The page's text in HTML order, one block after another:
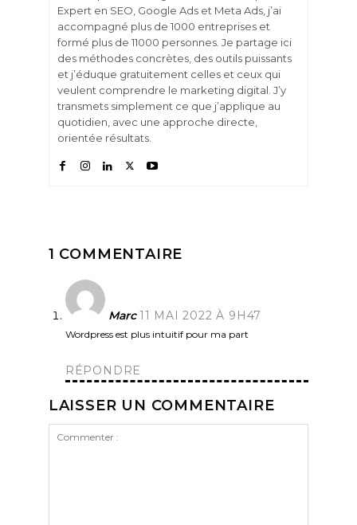
Expert en SEO, Google Ads et Meta Ads, j’ai
accompagné plus de 1000 entreprises et
formé plus de 11000 personnes. Je partage ici
des méthodes concrètes, des outils puissants
et j’éduque gratuitement celles et ceux qui
veulent comprendre le marketing digital. J’y
transmets simplement ce que j’applique au
quotidien, avec une approche directe,
orientée résultats.
1 COMMENTAIRE
Marc 11 MAI 2022 À 9H47
Wordpress est plus intuitif pour ma part
RÉPONDRE
LAISSER UN COMMENTAIRE